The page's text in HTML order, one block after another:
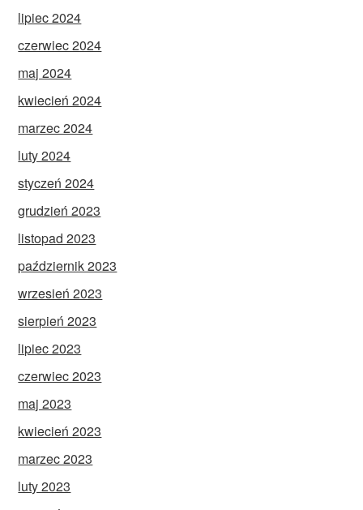
lipiec 2024
czerwiec 2024
maj 2024
kwiecień 2024
marzec 2024
luty 2024
styczeń 2024
grudzień 2023
listopad 2023
październik 2023
wrzesień 2023
sierpień 2023
lipiec 2023
czerwiec 2023
maj 2023
kwiecień 2023
marzec 2023
luty 2023